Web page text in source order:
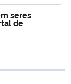
seres
de